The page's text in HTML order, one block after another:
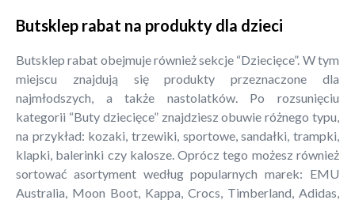
Butsklep rabat na produkty dla dzieci
Butsklep rabat obejmuje również sekcje “Dziecięce”. W tym
miejscu znajdują się produkty przeznaczone dla
najmłodszych, a także nastolatków. Po rozsunięciu
kategorii “Buty dziecięce” znajdziesz obuwie różnego typu,
na przykład: kozaki, trzewiki, sportowe, sandałki, trampki,
klapki, balerinki czy kalosze. Oprócz tego możesz również
sortować asortyment według popularnych marek: EMU
Australia, Moon Boot, Kappa, Crocs, Timberland, Adidas,